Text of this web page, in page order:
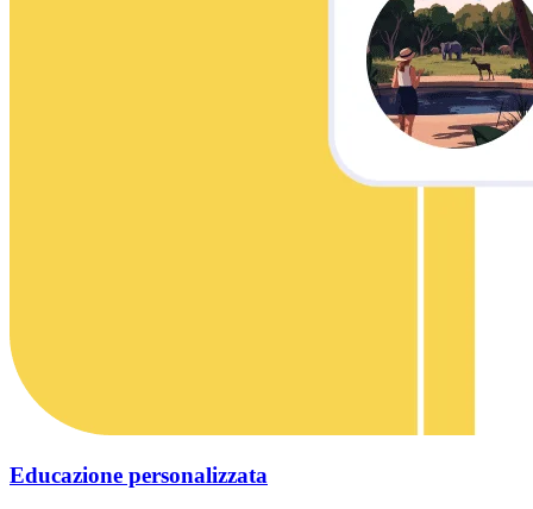
Educazione personalizzata